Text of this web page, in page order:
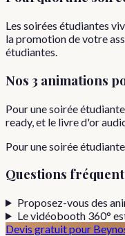
Les soirées étudiantes
la promotion de votre
étudiantes.
Nos 3 animations
Pour une soirée
ready, et le livre d'or
Pourunesoirée
Questions
Proposez-vous des
Le vidéobooth 360°
Devis gratuit pour